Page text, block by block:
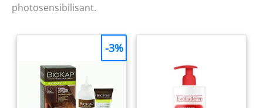
photosensibilisant.
-3%